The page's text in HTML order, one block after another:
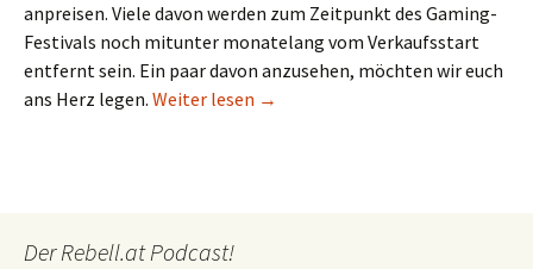
anpreisen. Viele davon werden zum Zeitpunkt des Gaming-
Festivals noch mitunter monatelang vom Verkaufsstart
entfernt sein. Ein paar davon anzusehen, möchten wir euch
ans Herz legen. Weiter lesen 11 (unveröffentlichte) Spiele, die
→
Der Rebell.at Podcast!